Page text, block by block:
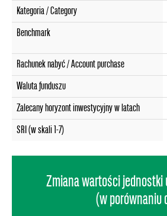
Kategoria / Category
Benchmark
Rachunek nabyć / Account purchase
Waluta funduszu
Zalecany horyzont inwestycyjny w latach
SRI (w skali 1-7)
Zmiana wartości
(w porównaniu